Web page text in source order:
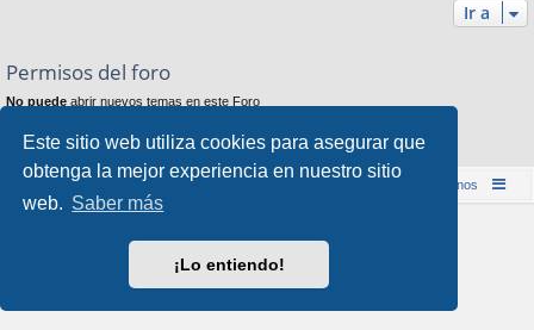
Este sitio web utiliza cookies para asegurar que
obtenga la mejor experiencia en nuestro sitio
web. Saber más
¡Lo entiendo!
Ir a
Permisos del foro
No puede abrir nuevos temas en este Foro
No puede
editar sus mensajes en este Foro
No puedeborrar sus mensajes en este Foro
Inicio (Web) Foro Punta de Lanza Wargames Contáctenos
halilesen
Traducción al español por
Privacidad|Condiciones